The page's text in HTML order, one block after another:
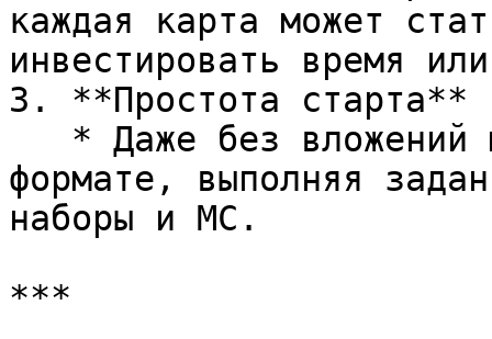
каждая карта может
инвестировать время
3. **Простота старта**
формате, выполняя
наборы и MC.
***